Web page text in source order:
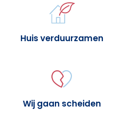
Huis verduurzamen
Wij gaan scheiden